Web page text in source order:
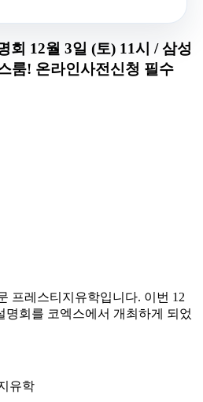
회 12월 3일 (토) 11시 / 삼성
룸! 온라인사전신청 필수
프레스티지유학입니다. 이번 12
명회를 코엑스에서 개최하게 되었
유학